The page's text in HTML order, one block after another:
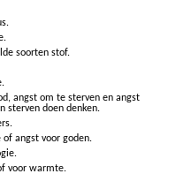
soorten stof.
angst om te sterven en angst
sterven doen denken.
of angst voor goden.
voor warmte.